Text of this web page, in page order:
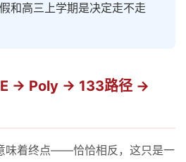
和高三上学期是决定走不走
→ Poly → 133路径 →
味着终点——恰恰相反，这只是一